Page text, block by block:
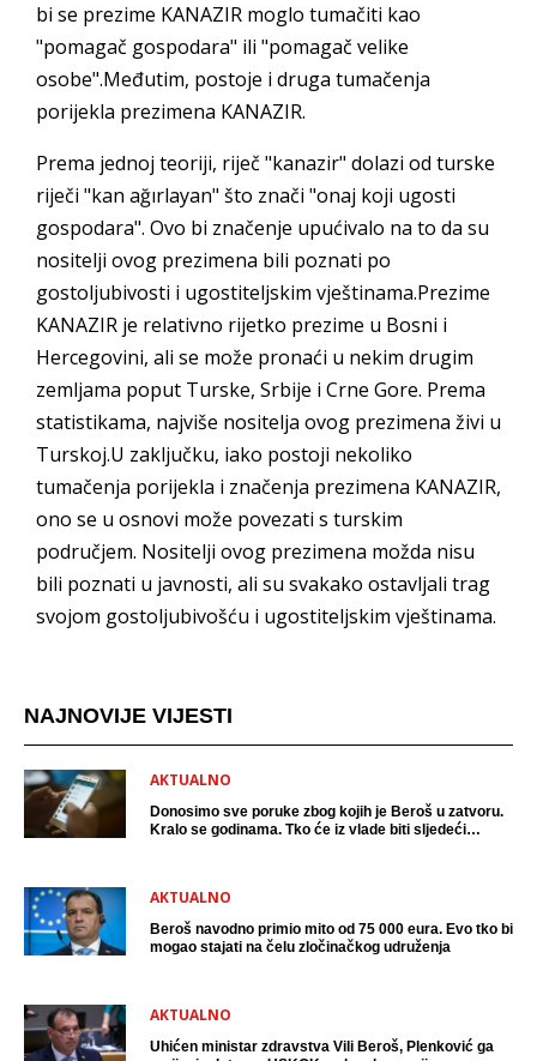
bi se prezime KANAZIR moglo tumačiti kao
"pomagač gospodara" ili "pomagač velike
osobe".Međutim, postoje i druga tumačenja
porijekla prezimena KANAZIR.
Prema jednoj teoriji, riječ "kanazir" dolazi od turske
riječi "kan ağırlayan" što znači "onaj koji ugosti
gospodara". Ovo bi značenje upućivalo na to da su
nositelji ovog prezimena bili poznati po
gostoljubivosti i ugostiteljskim vještinama.Prezime
KANAZIR je relativno rijetko prezime u Bosni i
Hercegovini, ali se može pronaći u nekim drugim
zemljama poput Turske, Srbije i Crne Gore. Prema
statistikama, najviše nositelja ovog prezimena živi u
Turskoj.U zaključku, iako postoji nekoliko
tumačenja porijekla i značenja prezimena KANAZIR,
ono se u osnovi može povezati s turskim
područjem. Nositelji ovog prezimena možda nisu
bili poznati u javnosti, ali su svakako ostavljali trag
svojom gostoljubivošću i ugostiteljskim vještinama.
NAJNOVIJE VIJESTI
AKTUALNO
Donosimo sve poruke zbog kojih je Beroš u zatvoru.
Kralo se godinama. Tko će iz vlade biti sljedeći
AKTUALNO
Beroš navodno primio mito od 75 000 eura. Evo tko bi
mogao stajati na čelu zločinačkog udruženja
AKTUALNO
Uhićen ministar zdravstva Vili Beroš, Plenković ga